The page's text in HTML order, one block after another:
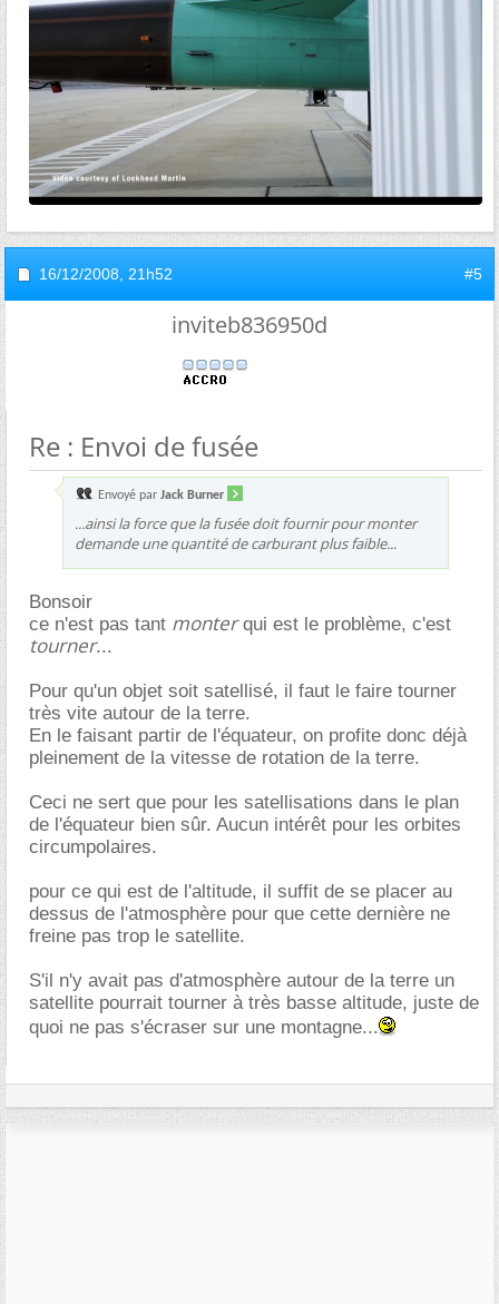
16/12/2008, 21h52 #5
inviteb836950d
Re : Envoi de fusée
Envoyé par Jack Burner
...ainsi la force que la fusée doit fournir pour monter
demande une quantité de carburant plus faible...
Bonsoir
ce n'est pas tant monterqui est le problème, c'est
tourner...
Pour qu'un objet soit satellisé, il faut le faire tourner
très vite autour de la terre.
En le faisant partir de l'équateur, on profite donc déjà
pleinement de la vitesse de rotation de la terre.
Ceci ne sert que pour les satellisations dans le plan
de l'équateur bien sûr. Aucun intérêt pour les orbites
circumpolaires.
pour ce qui est de l'altitude, il suffit de se placer au
dessus de l'atmosphère pour que cette dernière ne
freine pas trop le satellite.
S'il n'y avait pas d'atmosphère autour de la terre un
satellite pourrait tourner à très basse altitude, juste de
quoi ne pas s'écraser sur une montagne...